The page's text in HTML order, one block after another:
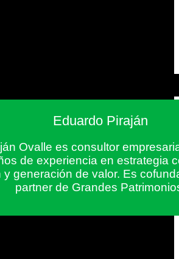
Eduardo Piraján
Ovalle es consultor
de experiencia en estrategia
y generación de valor. Es
partner de Grandes